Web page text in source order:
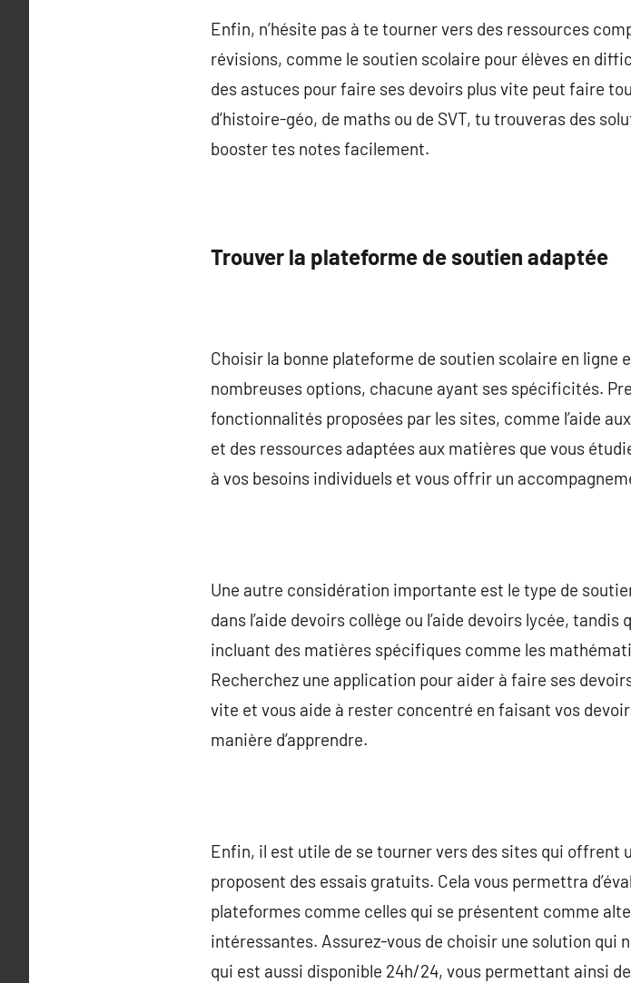
Enfin, n’hésite pas à te tourner vers des ressources
révisions, comme le soutien scolaire pour élèves en
des astuces pour faire ses devoirs plus vite peut faire
d’histoire-géo, de maths ou de SVT, tu trouveras des
booster tes notes facilement.
Trouver la plateforme de soutien adaptée
Choisir la bonne plateforme de soutien scolaire en
nombreuses options, chacune ayant ses spécificités.
fonctionnalités proposées par les sites, comme l’aide
et des ressources adaptées aux matières que vous
à vos besoins individuels et vous offrir un
Une autre considération importante est le type de
dans l’aide devoirs collège ou l’aide devoirs lycée,
incluant des matières spécifiques comme les
Recherchez une application pour aider à faire ses
vite et vous aide à rester concentré en faisant vos
manière d’apprendre.
Enfin, il est utile de se tourner vers des sites qui offrent
proposent des essais gratuits. Cela vous permettra
plateformes comme celles qui se présentent comme
intéressantes. Assurez-vous de choisir une solution
qui est aussi disponible 24h/24, vous permettant ainsi